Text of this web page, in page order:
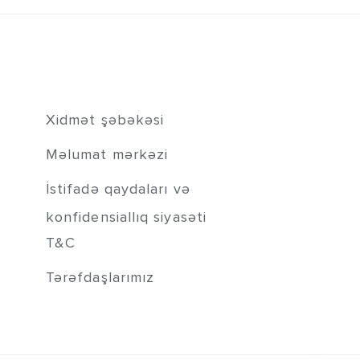
Xidmət şəbəkəsi
Məlumat mərkəzi
İstifadə qaydaları və
konfidensiallıq siyasəti
T&C
Tərəfdaşlarımız